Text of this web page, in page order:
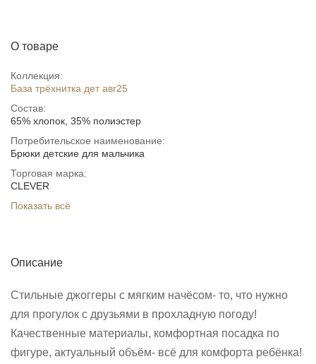
О товаре
Коллекция:
База трёхнитка дет авг25
Состав:
65% хлопок, 35% полиэстер
Потребительское наименование:
Брюки детские для мальчика
Торговая марка:
CLEVER
Показать всё
Описание
Стильные джоггеры с мягким начёсом- то, что нужно
для прогулок с друзьями в прохладную погоду!
Качественные материалы, комфортная посадка по
фигуре, актуальный объём- всё для комфорта ребёнка!